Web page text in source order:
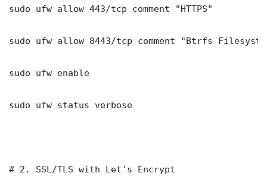
sudo ufw allow 443/tcp comment "HTTPS"
sudo ufw allow 8443/tcp comment "Btrfs
sudo ufw enable
sudo ufw status verbose
# 2. SSL/TLS with Let's Encrypt